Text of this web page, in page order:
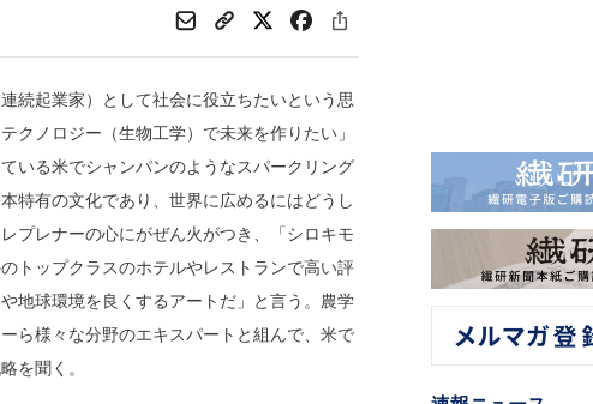
続起業家）として社会に役立ちたいという思
クノロジー（生物工学）で未来を作りたい」
いる米でシャンパンのようなスパークリング
特有の文化であり、世界に広めるにはどうし
プレナーの心にがぜん火がつき、「シロキモ
トップクラスのホテルやレストランで高い評
地球環境を良くするアートだ」と言う。農学
ら様々な分野のエキスパートと組んで、米で
を聞く。